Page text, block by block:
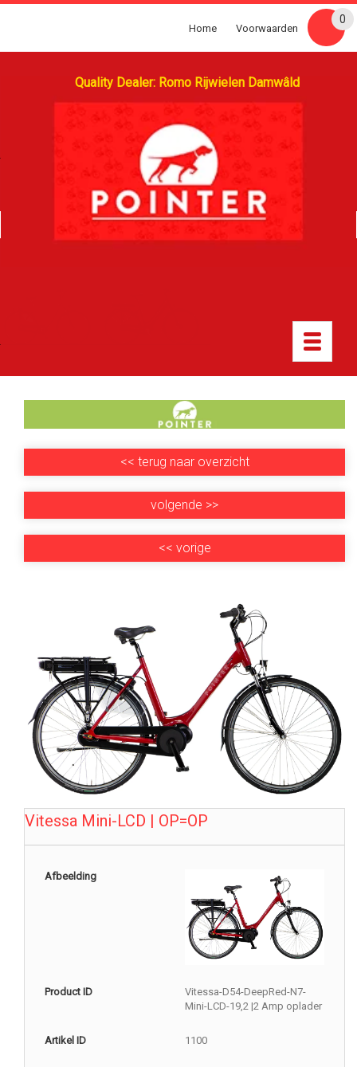
Quality Dealer: Romo Rijwielen Damwâld
Home Voorwaarden
0
Toggle
<< terug naar overzicht
volgende >>
<< vorige
Vitessa Mini-LCD | OP=OP
Afbeelding
Product ID
Vitessa-D54-DeepRed-N7-
Mini-LCD-19,2 |2 Amp oplader
Artikel ID 1100